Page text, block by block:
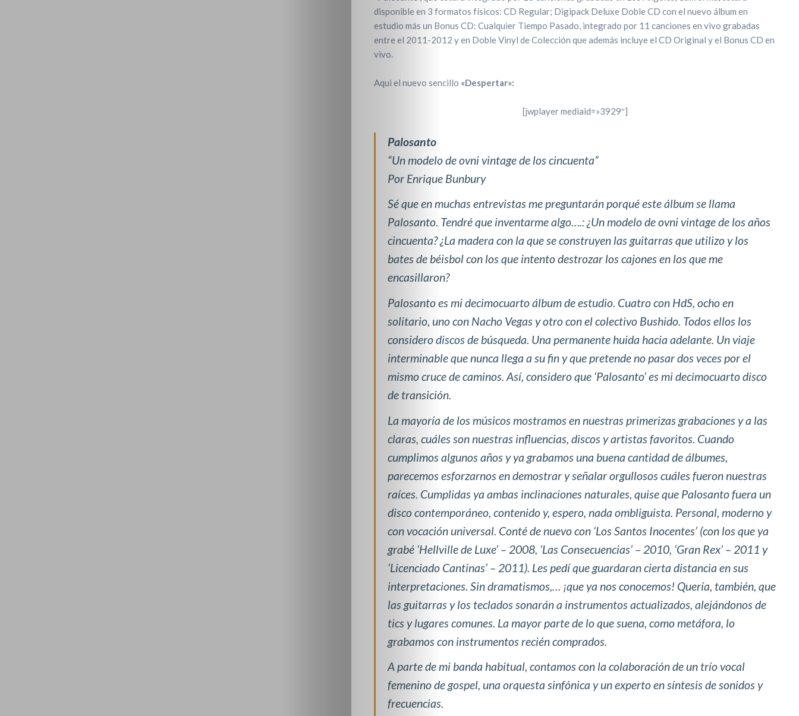
disponible en 3 formatos físicos: CD Regular; Digipack Deluxe Doble CD con el nuevo álbum en
estudio más un Bonus CD: Cualquier Tiempo Pasado, integrado por 11 canciones en vivo grabadas
entre el 2011-2012 y en Doble Vinyl de Colección que además incluye el CD Original y el Bonus CD en
vivo.
Aqui el nuevo sencillo «Despertar»:
[jwplayer mediaid=»3929″]
Palosanto
“Un modelo de ovni vintage de los cincuenta”
Por Enrique Bunbury
Sé que en muchas entrevistas me preguntarán porqué este álbum se llama
Palosanto. Tendré que inventarme algo….: ¿Un modelo de ovni vintage de los años
cincuenta? ¿La madera con la que se construyen las guitarras que utilizo y los
bates de béisbol con los que intento destrozar los cajones en los que me
encasillaron?
Palosanto es mi decimocuarto álbum de estudio. Cuatro con HdS, ocho en
solitario, uno con Nacho Vegas y otro con el colectivo Bushido. Todos ellos los
considero discos de búsqueda. Una permanente huida hacia adelante. Un viaje
interminable que nunca llega a su fin y que pretende no pasar dos veces por el
mismo cruce de caminos. Así, considero que ‘Palosanto’ es mi decimocuarto disco
de transición.
La mayoría de los músicos mostramos en nuestras primerizas grabaciones y a las
claras, cuáles son nuestras influencias, discos y artistas favoritos. Cuando
cumplimos algunos años y ya grabamos una buena cantidad de álbumes,
parecemos esforzarnos en demostrar y señalar orgullosos cuáles fueron nuestras
raíces. Cumplidas ya ambas inclinaciones naturales, quise que Palosanto fuera un
disco contemporáneo, contenido y, espero, nada ombliguista. Personal, moderno y
con vocación universal. Conté de nuevo con ‘Los Santos Inocentes’ (con los que ya
grabé ‘Hellville de Luxe’ – 2008, ‘Las Consecuencias’ – 2010, ‘Gran Rex’ – 2011 y
‘Licenciado Cantinas’ – 2011). Les pedí que guardaran cierta distancia en sus
interpretaciones. Sin dramatismos,… ¡que ya nos conocemos! Quería, también, que
las guitarras y los teclados sonarán a instrumentos actualizados, alejándonos de
tics y lugares comunes. La mayor parte de lo que suena, como metáfora, lo
grabamos con instrumentos recién comprados.
A parte de mi banda habitual, contamos con la colaboración de un trío vocal
femenino de gospel, una orquesta sinfónica y un experto en síntesis de sonidos y
frecuencias.